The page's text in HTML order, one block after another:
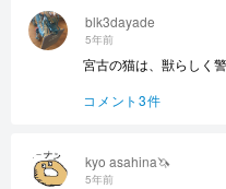
kyo asahina🦄
5年前
blk3dayade
5年前
宮古の猫は、獣らしく
コメント3件